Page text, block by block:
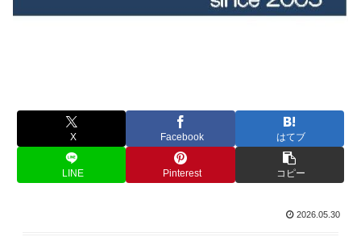
X Facebook はてブ
LINE Pinterest コピー
2026.05.30